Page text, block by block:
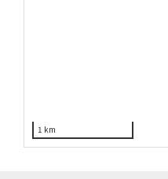
1 km